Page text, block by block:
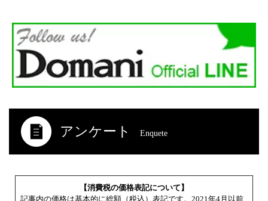
アンケート Enquete
【消費税の価格表記について】
記事内の価格は基本的に総額（税込）表記です。2021年4月以前